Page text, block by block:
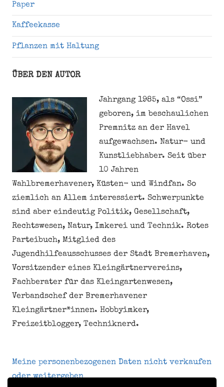
Paper
Kaffeekasse
Pflanzen mit Haltung
ÜBER DEN AUTOR
Jahrgang 1985, als “Ossi”
geboren, im beschaulichen
Premnitz an der Havel
aufgewachsen. Natur- und
Kunstliebhaber. Seit über
10 Jahren
Wahlbremerhavener, Küsten- und Windfan. So
ziemlich an Allem interessiert. Schwerpunkte
sind aber eindeutig Politik, Gesellschaft,
Rechtswesen, Natur, Imkerei und Technik. Rotes
Parteibuch, Mitglied des
Jugendhilfeausschusses der Stadt Bremerhaven,
Vorsitzender eines Kleingärtnervereins,
Fachberater für das Kleingartenwesen,
Verbandschef der Bremerhavener
Kleingärtner*innen. Hobbyimker,
Freizeitblogger, Techniknerd.
Meine personenbezogenen Daten nicht verkaufen
oder weitergeben